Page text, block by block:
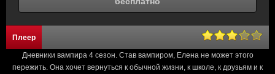
Плеер
Дневники вампира 4 сезон. Став вампиром, Елена не может этого
пережить. Она хочет вернуться к обычной жизни, к школе, к друзьям и к